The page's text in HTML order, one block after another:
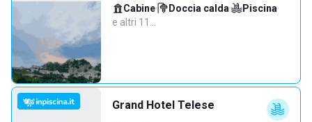
Cabine· Doccia calda· Piscina·
e altri 11…
Grand Hotel Telese